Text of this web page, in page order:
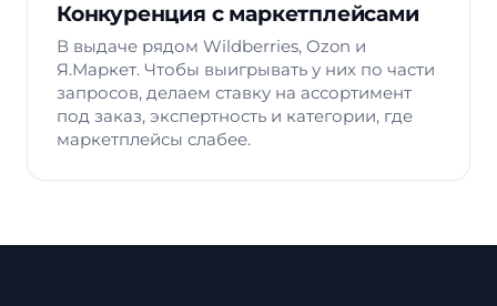
Конкуренция с маркетплейсами
В выдаче рядом Wildberries, Ozon и
Я.Маркет. Чтобы выигрывать у них по части
запросов, делаем ставку на ассортимент
под заказ, экспертность и категории, где
маркетплейсы слабее.